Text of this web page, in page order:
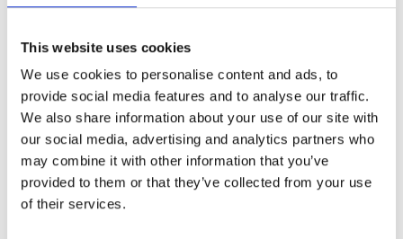
This website uses cookies
We use cookies to personalise content and ads, to
provide social media features and to analyse our traffic.
We also share information about your use of our site with
our social media, advertising and analytics partners who
may combine it with other information that you’ve
provided to them or that they’ve collected from your use
of their services.
〒220-8543
神奈川県横浜市西区みなとみらい2-3-7
お申込み
セミナー申し込みページ
本セミナーに関するお問い合わせはIDAJ様
までお願い
致します。